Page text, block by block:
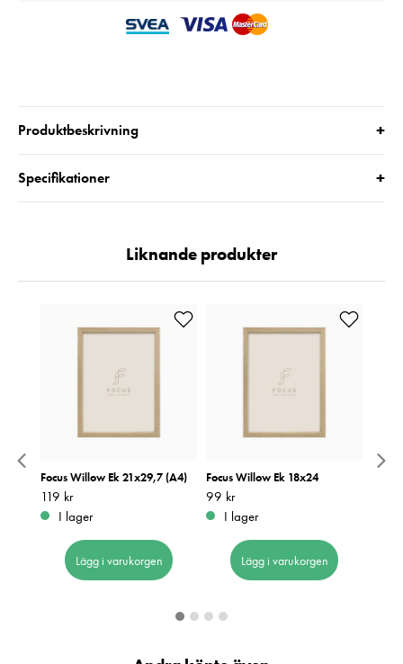
Produktbeskrivning +
Specifikationer +
Liknande produkter
Focus Willow Ek 21x29,7 (A4)
Pris: 119 kr
119 kr
I lager
Lägg i varukorgen
Focus Willow Ek 18x24
Pris :99 kr
99 kr
I lager
Lägg i varukorgen